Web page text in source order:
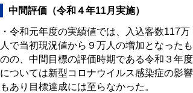
中間評価（令和４年11月実施）
・令和元年度の実績値では、入込客数117万
人で当初現況値から９万人の増加となったも
のの、中間目標の評価時期である令和３年度
については新型コロナウイルス感染症の影響
もあり目標達成には至らなかった。